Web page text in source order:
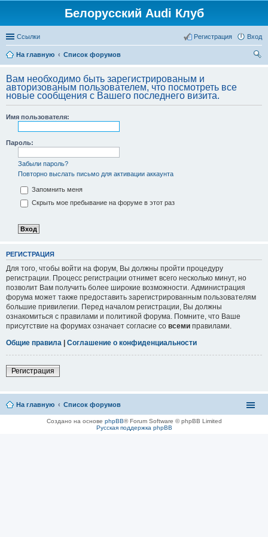
Белорусский Audi Клуб
Ссылки Вход
Регистрация
На главную
Список форумов
Вам необходимо быть зарегистрированым и
авторизованым пользователем, что посмотреть все
новые сообщения с Вашего последнего визита.
Имя пользователя:
Пароль:
Забыли пароль?
Повторно выслать письмо для активации аккаунта
Запомнить меня
Скрыть мое пребывание на форуме в этот раз
РЕГИСТРАЦИЯ
Для того, чтобы войти на форум, Вы должны пройти процедуру
регистрации. Процесс регистрации отнимет всего несколько минут, но
позволит Вам получить более широкие возможности. Администрация
форума может также предоставить зарегистрированным пользователям
большие привилегии. Перед началом регистрации, Вы должны
ознакомиться с правилами и политикой форума. Помните, что Ваше
присутствие на форумах означает согласие со всеми правилами.
Общие правила | Соглашение о конфиденциальности
Регистрация
На главную Список форумов
Создано на основе phpBB® Forum Software © phpBB Limited
Русская поддержка phpBB